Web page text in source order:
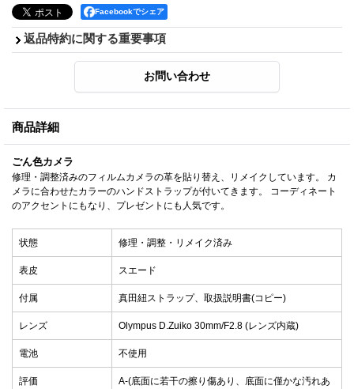
Facebookでシェア
返品特約に関する重要事項
商品詳細
ごん色カメラ
修理・調整済みのフィルムカメラの革を貼り替え、リメイクしています。 カ
メラに合わせたカラーのハンドストラップが付いてきます。 コーディネート
のアクセントにもなり、プレゼントにも人気です。
状態 修理・調整・リメイク済み
表皮 スエード
付属 真田紐ストラップ、取扱説明書(コピー)
レンズ Olympus D.Zuiko 30mm/F2.8 (レンズ内蔵)
電池 不使用
評価
A-(底面に若干の擦り傷あり、底面に僅かな汚れあ